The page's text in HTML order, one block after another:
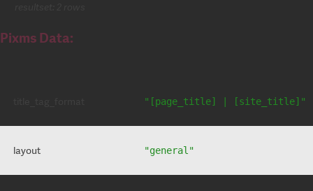
Pixms Data:
"[page_title] | [site_title]"
layout "general"